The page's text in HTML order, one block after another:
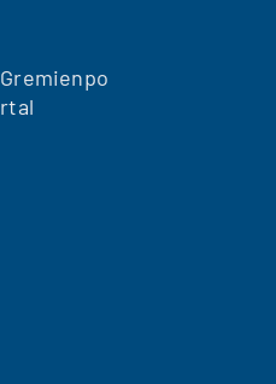
Gremienpo
rtal